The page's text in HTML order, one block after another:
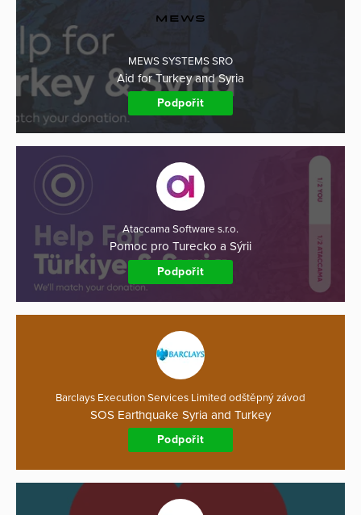
MEWS SYSTEMS SRO
Aid for Turkey and Syria
Podpořit
Ataccama Software s.r.o.
Pomoc pro Turecko a Sýrii
Podpořit
Barclays Execution Services Limited odštěpný závod
SOS Earthquake Syria and Turkey
Podpořit